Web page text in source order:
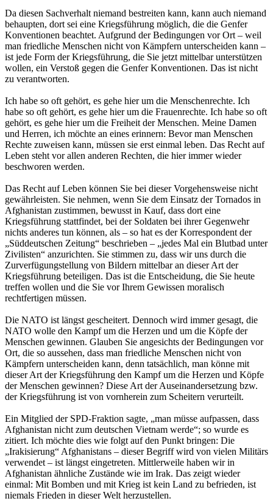
Da diesen Sachverhalt niemand bestreiten kann, kann auch niemand
behaupten, dort sei eine Kriegsführung möglich, die die Genfer
Konventionen beachtet. Aufgrund der Bedingungen vor Ort – weil
man friedliche Menschen nicht von Kämpfern unterscheiden kann –
ist jede Form der Kriegsführung, die Sie jetzt mittelbar unterstützen
wollen, ein Verstoß gegen die Genfer Konventionen. Das ist nicht
zu verantworten.
Ich habe so oft gehört, es gehe hier um die Menschenrechte. Ich
habe so oft gehört, es gehe hier um die Frauenrechte. Ich habe so oft
gehört, es gehe hier um die Freiheit der Menschen. Meine Damen
und Herren, ich möchte an eines erinnern: Bevor man Menschen
Rechte zuweisen kann, müssen sie erst einmal leben. Das Recht auf
Leben steht vor allen anderen Rechten, die hier immer wieder
beschworen werden.
Das Recht auf Leben können Sie bei dieser Vorgehensweise nicht
gewährleisten. Sie nehmen, wenn Sie dem Einsatz der Tornados in
Afghanistan zustimmen, bewusst in Kauf, dass dort eine
Kriegsführung stattfindet, bei der Soldaten bei ihrer Gegenwehr
nichts anderes tun können, als – so hat es der Korrespondent der
„Süddeutschen Zeitung“ beschrieben – „jedes Mal ein Blutbad unter
Zivilisten“ anzurichten. Sie stimmen zu, dass wir uns durch die
Zurverfügungstellung von Bildern mittelbar an dieser Art der
Kriegsführung beteiligen. Das ist die Entscheidung, die Sie heute
treffen wollen und die Sie vor Ihrem Gewissen moralisch
rechtfertigen müssen.
Die NATO ist längst gescheitert. Dennoch wird immer gesagt, die
NATO wolle den Kampf um die Herzen und um die Köpfe der
Menschen gewinnen. Glauben Sie angesichts der Bedingungen vor
Ort, die so aussehen, dass man friedliche Menschen nicht von
Kämpfern unterscheiden kann, denn tatsächlich, man könne mit
dieser Art der Kriegsführung den Kampf um die Herzen und Köpfe
der Menschen gewinnen? Diese Art der Auseinandersetzung bzw.
der Kriegsführung ist von vornherein zum Scheitern verurteilt.
Ein Mitglied der SPD-Fraktion sagte, „man müsse aufpassen, dass
Afghanistan nicht zum deutschen Vietnam werde“; so wurde es
zitiert. Ich möchte dies wie folgt auf den Punkt bringen: Die
„Irakisierung“ Afghanistans – dieser Begriff wird von vielen Militärs
verwendet – ist längst eingetreten. Mittlerweile haben wir in
Afghanistan ähnliche Zustände wie im Irak. Das zeigt wieder
einmal: Mit Bomben und mit Krieg ist kein Land zu befrieden, ist
niemals Frieden in dieser Welt herzustellen.